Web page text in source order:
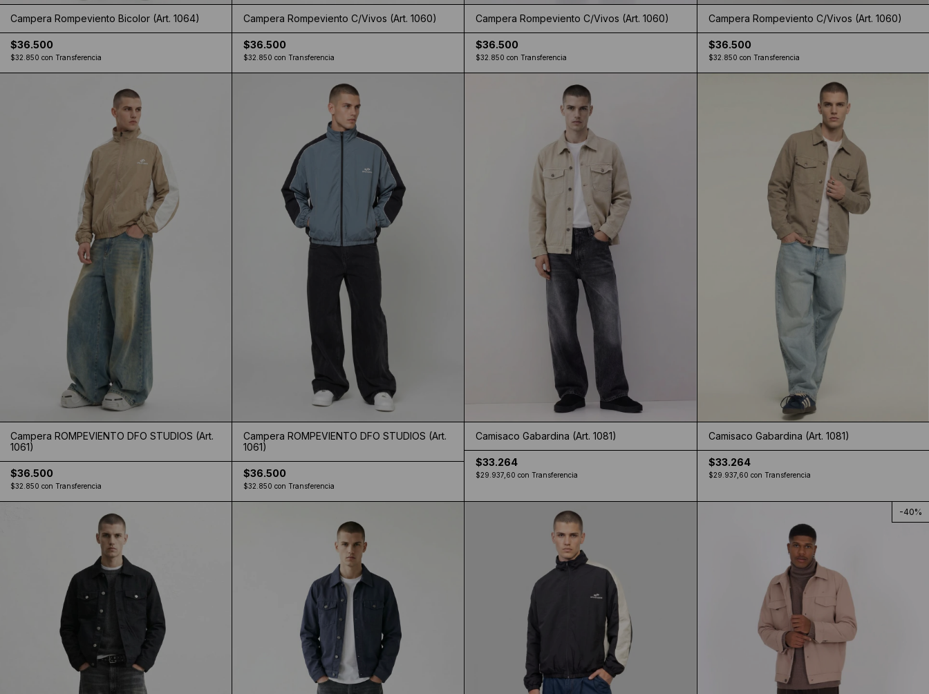
Campera Rompeviento Bicolor (Art. 1064)
$36.500
$32.850 con Transferencia
Campera Rompeviento C/Vivos (Art. 1060)
$36.500
$32.850 con Transferencia
Campera Rompeviento C/Vivos (Art. 1060)
$36.500
$32.850 con Transferencia
Campera Rompeviento C/Vivos (Art. 1060)
$36.500
$32.850 con Transferencia
Campera ROMPEVIENTO DFO STUDIOS (Art.
1061)
$36.500
$32.850 con Transferencia
Campera ROMPEVIENTO DFO STUDIOS (Art.
1061)
$36.500
$32.850 con Transferencia
Camisaco Gabardina (Art. 1081)
$33.264
$29.937,60 con Transferencia
Camisaco Gabardina (Art. 1081)
$33.264
$29.937,60 con Transferencia
-40%